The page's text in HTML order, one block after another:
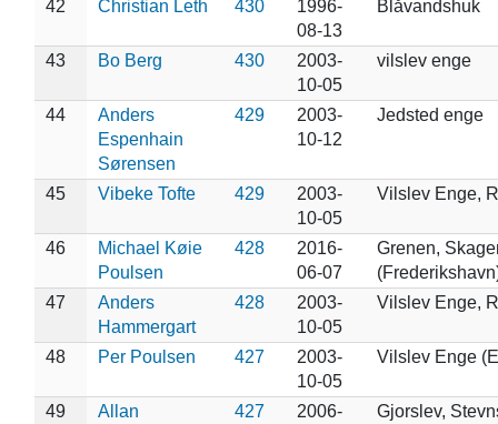
42 Christian Leth 430
1996-
08-13
Blåvandshuk
43 Bo Berg 430
2003-
10-05
vilslev enge
44
Anders
Espenhain
Sørensen
429
2003-
10-12
Jedsted enge
45 Vibeke Tofte 429
2003-
10-05
Vilslev Enge,
46
Michael Køie
Poulsen
428
2016-
06-07
Grenen,
47
Anders
Hammergart
428
2003-
10-05
Vilslev Enge,
48 Per Poulsen 427
2003-
10-05
Vilslev Enge
49
Allan
427
2006-
Gjorslev,